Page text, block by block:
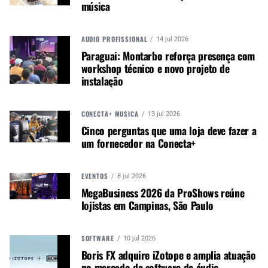
A iluminação não só cumpriu o objetivo de
intimidade e o estilo teatral característico dos
seus espetáculos de residência em Las Vegas,
integrando efeitos de vídeo e um esquema de
cores que acompanhava a narrativa do
A montagem de iluminação utilizou a avançada
tecnologia de rastreamento e sistemas de foco da
música
AUDIO PROFISSIONAL 14 jul 2026
Paraguai: Montarbo reforça presença com
workshop técnico e novo projeto de
instalação
CONECTA+ MÚSICA 13 jul 2026
Cinco perguntas que uma loja deve fazer a
um fornecedor na Conecta+
EVENTOS 8 jul 2026
MegaBusiness 2026 da ProShows reúne
lojistas em Campinas, São Paulo
SOFTWARE 10 jul 2026
Boris FX adquire iZotope e amplia atuação